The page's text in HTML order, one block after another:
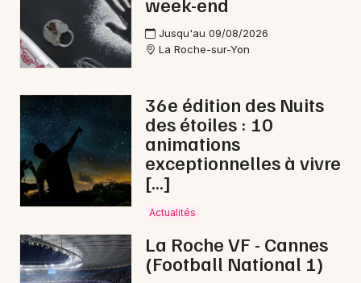
Newsletter des sorties
Actus à La Châtaigneraie
Magazine à La Châtaigneraie
Jusqu'au 09/08/2026
La Roche-sur-Yon
36e édition des Nuits
des étoiles : 10
animations
exceptionnelles à vivre
[…]
Actualités
La Roche VF - Cannes
(Football National 1)